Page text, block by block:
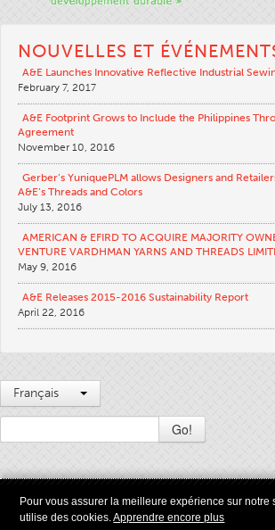
NOUVELLES ET
A&E Launches Innovative Reflective Industrial
February 7, 2017
A&E Footprint Grows to Include the Philippines
Agreement
November 10, 2016
Gerber’s YuniquePLM allows Designers and
A&E’s Threads and Colors
July 13, 2016
AMERICAN & EFIRD TO ACQUIRE MAJORITY
VENTURE VARDHMAN YARNS AND THREADS
May 9, 2016
A&E Releases 2015-2016 Sustainability Report
April 22, 2016
Français
Go!
2009 - 2026 © Américaine sur le copyright et Efird
Conditions générales d'utilisation|intimité|
chaînes logistiques Loi de 2010|
Pour vous assurer la meilleure expérience sur notre
utilise des cookies.Apprendre encore plus